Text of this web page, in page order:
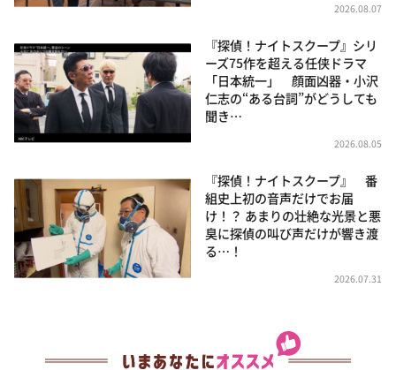
2026.08.07
『探偵！ナイトスクープ』シリ
ーズ75作を超える任侠ドラマ
「日本統一」 顔面凶器・小沢
仁志の“ある台詞”がどうしても
聞き…
2026.08.05
『探偵！ナイトスクープ』 番
組史上初の音声だけでお届
け！？ あまりの壮絶な光景と悪
臭に探偵の叫び声だけが響き渡
る…！
2026.07.31